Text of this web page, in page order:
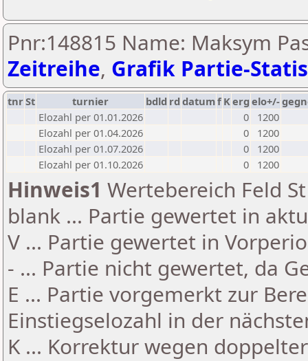
Pnr:148815 Name: Maksym
Zeitreihe, Grafik Partie-
tnrSt turnier bdld rd datumf Kerg elo+/-
Elozahl per 01.01.2026
0
1200
Elozahl per 01.04.2026
0
1200
Elozahl per 01.07.2026
0
1200
Elozahl per 01.10.2026
0 1200
Hinweis1 Wertebereich Feld
blank ... Partie gewertet in
V ... Partie gewertet in
- ... Partie nicht gewertet, da
E ... Partie vorgemerkt zur
Einstiegselozahl in der
K ... Korrektur wegen